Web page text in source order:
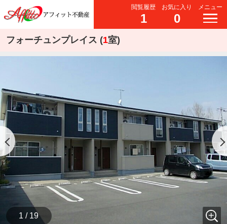
閲覧履歴
1
お気に入り
0
メニュー
フォーチュンプレイス (1室)
1 / 19